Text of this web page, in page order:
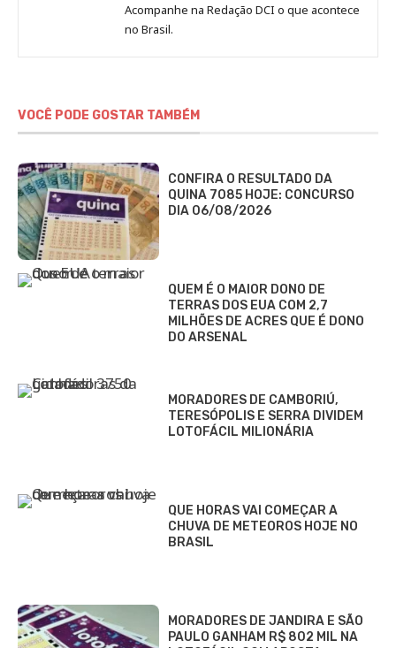
Jornal
DCI
Acompanhe na Redação DCI o que acontece
no Brasil.
VOCÊ PODE GOSTAR TAMBÉM
CONFIRA O RESULTADO DA
QUINA 7085 HOJE: CONCURSO
DIA 06/08/2026
QUEM É O MAIOR DONO DE
TERRAS DOS EUA COM 2,7
MILHÕES DE ACRES QUE É DONO
DO ARSENAL
MORADORES DE CAMBORIÚ,
TERESÓPOLIS E SERRA DIVIDEM
LOTOFÁCIL MILIONÁRIA
QUE HORAS VAI COMEÇAR A
CHUVA DE METEOROS HOJE NO
BRASIL
MORADORES DE JANDIRA E SÃO
PAULO GANHAM R$ 802 MIL NA